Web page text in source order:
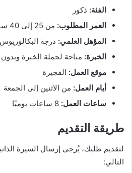
الفئة: ذكور
العمر المطلوب: من 25 إلى 40 سنة
المؤهل العلمي: درجة
الخبرة: متاحة لحملة الخبرة
موقع العمل: الفجيرة
أيام العمل: من الاثنين إلى الجمعة
ساعات العمل:
طريقة التقديم
لتقديم طلبك، يُرجى إرسال السيرة
التالي: